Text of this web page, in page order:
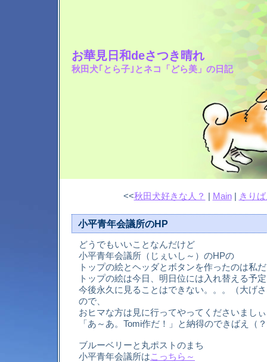
お華見日和deさつき晴れ
秋田犬｢とら子｣とネコ「どら美」の日記
<<秋田犬好きな人？ | Main| きり
小平青年会議所のHP
どうでもいいことなんだけど
小平青年会議所（じぇいし～）のHPの
トップの絵とヘッダとボタンを作ったのは私
トップの絵は今日、明日位には入れ替える予
今後永久に見ることはできない。。。（大げ
ので、
おヒマな方は見に行ってやってくださいまし
「あ～あ。Tomi作だ！」と納得のできばえ（
ブルーベリーと丸ポストのまち
小平青年会議所はこっちら～